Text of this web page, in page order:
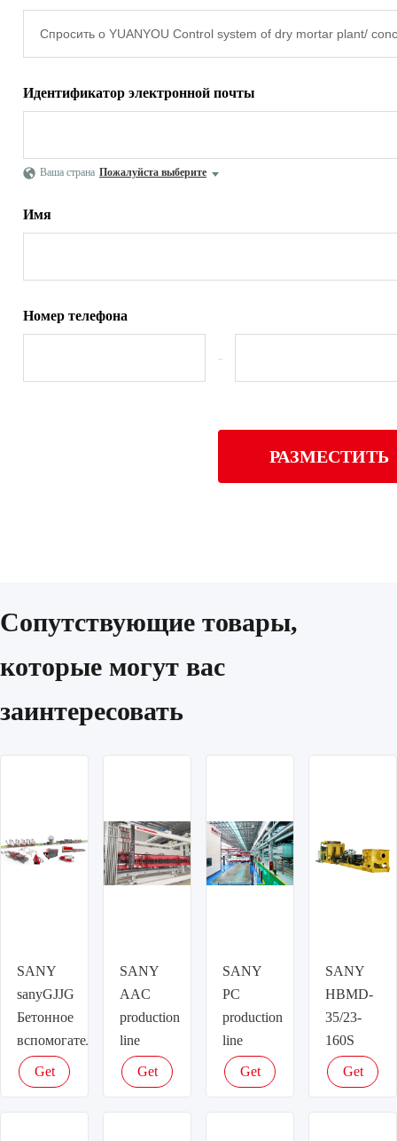
Идентификатор электронной почты
Ваша страна Пожалуйста выберите
Имя
Номер телефона
-
РАЗМЕСТИТЬ
Сопутствующие товары,
которые могут вас
заинтересовать
SANY
sanyGJJG
Бетонное
вспомогательное
оборудование
Get
SANY
AAC
production
line
Бетонное
вспомогательное
Get
SANY
PC
production
line
Бетонное
вспомогательное
Get
SANY
HBMD-
35/23-
160S
Explosion-
proof
Get